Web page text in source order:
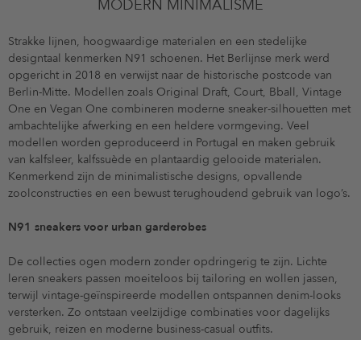
MODERN MINIMALISME
Strakke lijnen, hoogwaardige materialen en een stedelijke
designtaal kenmerken N91 schoenen. Het Berlijnse merk werd
opgericht in 2018 en verwijst naar de historische postcode van
Berlin-Mitte. Modellen zoals Original Draft, Court, Bball, Vintage
One en Vegan One combineren moderne sneaker-silhouetten met
ambachtelijke afwerking en een heldere vormgeving. Veel
modellen worden geproduceerd in Portugal en maken gebruik
van kalfsleer, kalfssuède en plantaardig gelooide materialen.
Kenmerkend zijn de minimalistische designs, opvallende
zoolconstructies en een bewust terughoudend gebruik van logo’s.
N91 sneakers voor urban garderobes
De collecties ogen modern zonder opdringerig te zijn. Lichte
leren sneakers passen moeiteloos bij tailoring en wollen jassen,
terwijl vintage-geïnspireerde modellen ontspannen denim-looks
versterken. Zo ontstaan veelzijdige combinaties voor dagelijks
gebruik, reizen en moderne business-casual outfits.